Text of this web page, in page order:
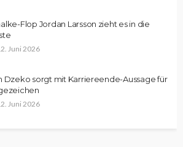
Flop Jordan Larsson zieht es in die
Juni 2026
Dzeko sorgt mit Karriereende-Aussage für
Juni 2026